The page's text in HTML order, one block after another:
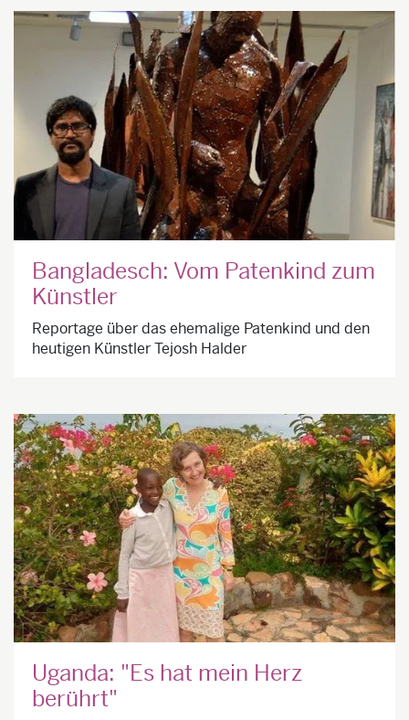
Bangladesch: Vom Patenkind zum
Künstler
Reportage über das ehemalige Patenkind und den
heutigen Künstler Tejosh Halder
Uganda: "Es hat mein Herz
berührt"